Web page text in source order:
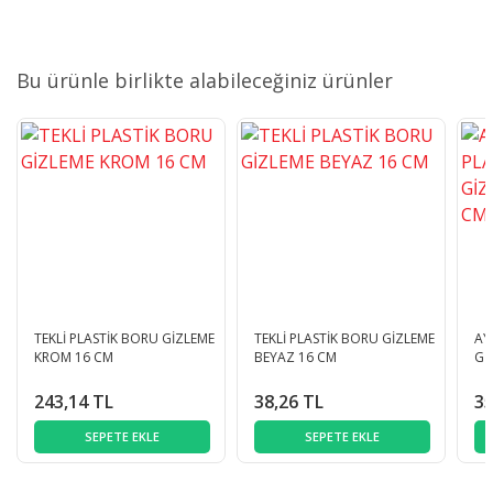
Bu ürünle birlikte alabileceğiniz ürünler
TEKLİ PLASTİK BORU GİZLEME
KROM 16 CM
243,14 TL
SEPETE EKLE
TEKLİ PLASTİK BORU GİZLEME
BEYAZ 16 CM
38,26 TL
SEPETE EKLE